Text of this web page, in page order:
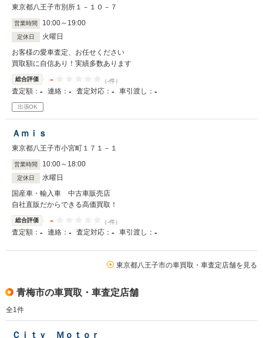
東京都八王子市別所１－１０－７
営業時間 10:00～ 19:00
定休日
火曜日
お客様の愛車査定、お任せください
買取額に自信あり！実績多数あります
総合評価 - （-件）
査定額： - 連絡： - 査定対応： - 車引渡し： -
出張OK
Ａｍｉｓ
東京都八王子市小宮町１７１－１
営業時間 10:00～ 18:00
定休日
水曜日
国産車・輸入車 中古車販売店
自社直販だからできる高価買取！
総合評価 - （-件）
査定額： - 連絡： - 査定対応： - 車引渡し： -
東京都八王子市の車買取・車査定店舗を見る
青梅市の車買取・車査定店舗
全1件
Ｃｉｔｙ Ｍｏｔｏｒ